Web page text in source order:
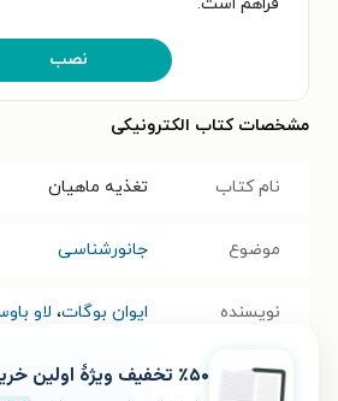
نصب
مشخصات کتاب الکترونیکی
نام کتاب تغذیه ماهیان
موضوع جانورشناسی
نویسنده ایوان بوگات، لاو
مترجم علی طاهری میرقائد، ٪۵۰ تخفیف ویژۀ اولین خرید